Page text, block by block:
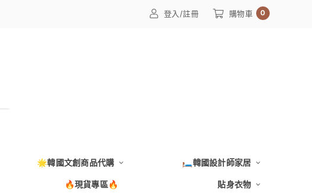
登入/註冊 購物車 0
🌟韓國文創商品代購 🛏️韓國設計師家居
🔥現貨專區🔥 貼身衣物